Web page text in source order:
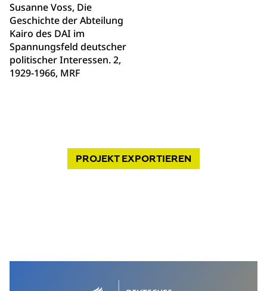
Susanne Voss, Die
Geschichte der Abteilung
Kairo des DAI im
Spannungsfeld deutscher
politischer Interessen. 2,
1929-1966, MRF
PROJEKTEXPORTIEREN